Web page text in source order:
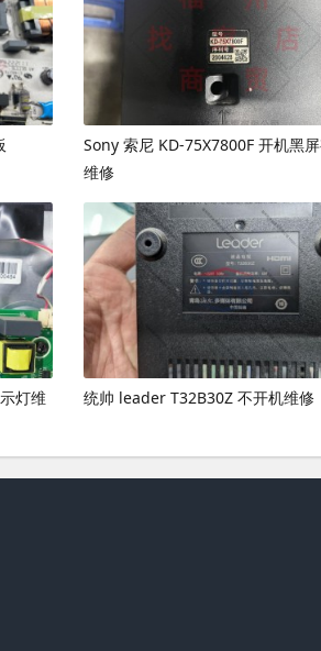
Sony 索尼 KD-75X7800F 开机黑
维修
灯维
统帅 leader T32B30Z 不开机维修